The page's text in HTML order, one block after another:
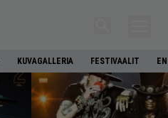
KUVAGALLERIA FESTIVAALIT